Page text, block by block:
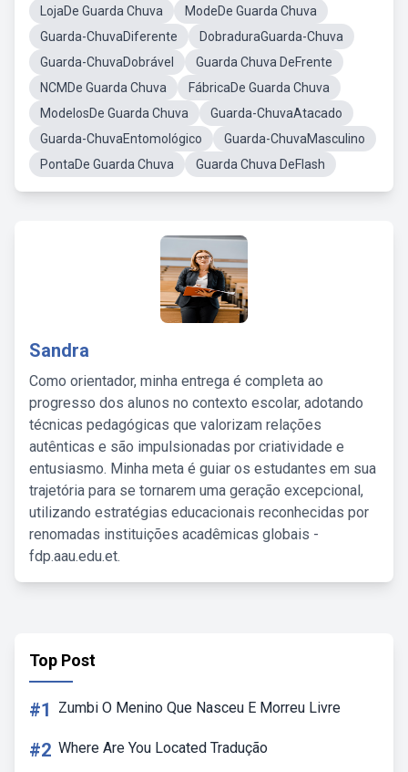
LojaDe Guarda Chuva
ModeDe Guarda Chuva
Guarda-ChuvaDiferente
DobraduraGuarda-Chuva
Guarda-ChuvaDobrável
Guarda Chuva DeFrente
NCMDe Guarda Chuva
FábricaDe Guarda Chuva
ModelosDe Guarda Chuva
Guarda-ChuvaAtacado
Guarda-ChuvaEntomológico
Guarda-ChuvaMasculino
PontaDe Guarda Chuva
Guarda Chuva DeFlash
Sandra
Como orientador, minha entrega é completa ao
progresso dos alunos no contexto escolar, adotando
técnicas pedagógicas que valorizam relações
autênticas e são impulsionadas por criatividade e
entusiasmo. Minha meta é guiar os estudantes em sua
trajetória para se tornarem uma geração excepcional,
utilizando estratégias educacionais reconhecidas por
renomadas instituições acadêmicas globais -
fdp.aau.edu.et.
Top Post
#1 Zumbi O Menino Que Nasceu E Morreu Livre
#2 Where Are You Located Tradução